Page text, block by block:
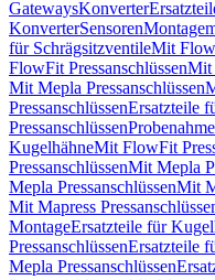
GatewaysKonverter
KonverterSensoren
für SchrägsitzventileMit
FlowFit PressanschlüssenMit
Mit Mepla Pressanschlüssen
PressanschlüssenErsatzteile
Pressanschlüssen
KugelhähneMit FlowFit
PressanschlüssenMit Mepla
Mepla PressanschlüssenMit
Mit Mapress
MontageErsatzteile für
PressanschlüssenErsatzteile
Mepla Pressanschlüssen